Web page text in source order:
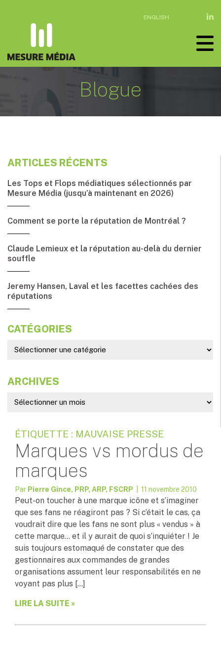
ENGLISH
Blogue
ARTICLES RÉCENTS
Les Tops et Flops médiatiques sélectionnés par
Mesure Média (jusqu’à maintenant en 2026)
Comment se porte la réputation de Montréal ?
Claude Lemieux et la réputation au-delà du dernier
souffle
Jeremy Hansen, Laval et les facettes cachées des
réputations
CATÉGORIES
ARCHIVES
ÉTIQUETTE : MAUVAISE PRESSE
Marques vs mordus de
marques
Par Pierre Gince, PRP, ARP, FSCRP | 11 novembre 2010
Peut-on toucher à une marque icône et s’imaginer
que ses fans ne réagiront pas ? Si c’était le cas, ça
voudrait dire que les fans ne sont plus « vendus » à
cette marque… et il y aurait de quoi s’inquiéter ! Je
suis toujours estomaqué de constater que des
gestionnaires aux commandes de grandes
organisations assument leur responsabilités en ne
voyant pas plus […]
LIRE LA SUITE »